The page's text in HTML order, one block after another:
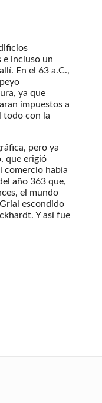
e incluso un
En el 63 a.C.,
ya que
impuestos a
todo con la
pero ya
que erigió
comercio había
año 363 que,
el mundo
escondido
Y así fue